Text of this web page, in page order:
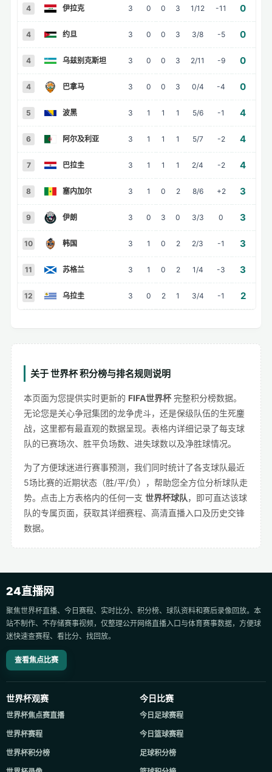
4 伊拉克 3 0 0 3 1/12 -11 0
4 约旦 3 0 0 3 3/8 -5 0
4 乌兹别克斯坦 3 0 0 3 2/11 -9 0
4 巴拿马 3 0 0 3 0/4 -4 0
5 波黑 3 1 1 1 5/6 -1 4
6 阿尔及利亚 3 1 1 1 5/7 -2 4
7 巴拉圭 3 1 1 1 2/4 -2 4
8 塞内加尔 3 1 0 2 8/6 +2 3
9 伊朗 3 0 3 0 3/3 0 3
10 韩国 3 1 0 2 2/3 -1 3
11 苏格兰 3 1 0 2 1/4 -3 3
12 乌拉圭 3 0 2 1 3/4 -1 2
关于 世界杯 积分榜与排名规则说明
本页面为您提供实时更新的 FIFA世界杯 完整积分榜数据。
无论您是关心争冠集团的龙争虎斗，还是保级队伍的生死鏖
战，这里都有最直观的数据呈现。表格内详细记录了每支球
队的已赛场次、胜平负场数、进失球数以及净胜球情况。
为了方便球迷进行赛事预测，我们同时统计了各支球队最近
5场比赛的近期状态（胜/平/负），帮助您全方位分析球队走
势。点击上方表格内的任何一支 世界杯球队，即可直达该球
队的专属页面，获取其详细赛程、高清直播入口及历史交锋
数据。
24直播网
聚焦世界杯直播、今日赛程、实时比分、积分榜、球队资料和赛后录像回放。本
站不制作、不存储赛事视频，仅整理公开网络直播入口与体育赛事数据，方便球
迷快速查赛程、看比分、找回放。
查看焦点比赛
世界杯观赛
世界杯焦点赛直播
世界杯赛程
世界杯积分榜
今日比赛
今日足球赛程
今日篮球赛程
足球积分榜